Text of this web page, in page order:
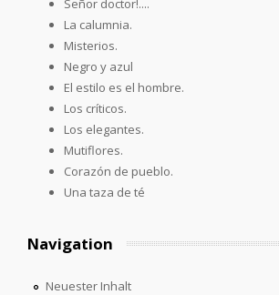
La calumnia.
Misterios.
Negro y azul
El estilo es el hombre.
Los críticos.
Los elegantes.
Mutiflores.
Corazón de pueblo.
Una taza de té
Navigation
Neuester Inhalt